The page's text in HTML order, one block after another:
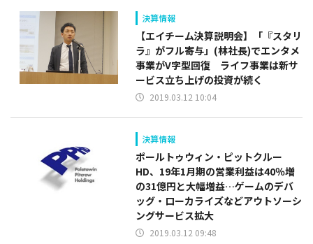
決算情報
【エイチーム決算説明会】「『スタリ
ラ』がフル寄与」(林社長)でエンタメ
事業がV字型回復 ライフ事業は新サ
ービス立ち上げの投資が続く
2019.03.12 10:04
決算情報
ポールトゥウィン・ピットクルー
HD、19年1月期の営業利益は40％増
の31億円と大幅増益…ゲームのデバ
ッグ・ローカライズなどアウトソーシ
ングサービス拡大
2019.03.12 09:48